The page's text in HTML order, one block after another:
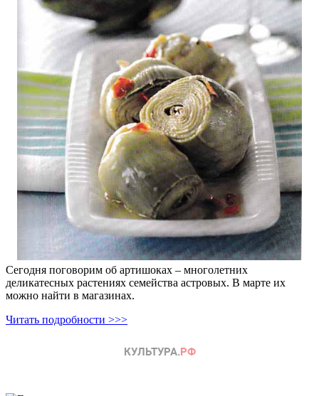
Сегодня поговорим об артишоках – многолетних
деликатесных растениях семейства астровых. В марте их
можно найти в магазинах.
Читать подробности >>>